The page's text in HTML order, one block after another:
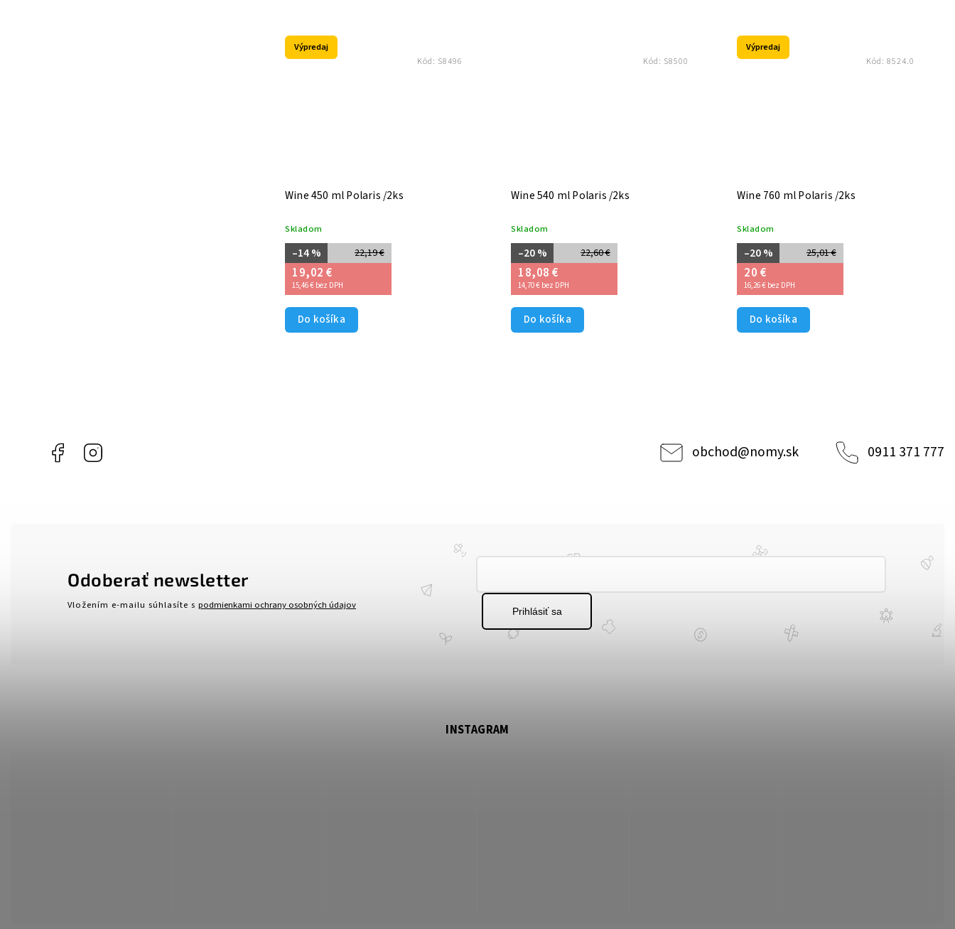
Výpredaj
Wine 450 ml Polaris /2ks
Skladom
22,19 €
–14 %
19,02 €
15,46 € bez DPH
Do košíka
Kód: S8496
Wine 540 ml Polaris /2ks
Skladom
22,60 €
–20 %
18,08 €
14,70 € bez DPH
Do košíka
Kód: S8500
Výpredaj
Wine 760 ml Polaris /2ks
Skladom
25,01 €
–20 %
20 €
16,26 € bez DPH
Do košíka
Kód: 8524.0
Facebook obchod@nomy.sk 0911 371 777
Odoberať newsletter
Vložením e-mailu súhlasíte s podmienkami ochrany osobných údajov
Prihlásiť sa
INSTAGRAM